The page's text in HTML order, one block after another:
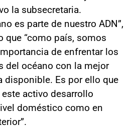
la subsecretaria.
es parte de nuestro ADN”,
que “como país, somos
de enfrentar los
del océano con la mejor
disponible. Es por ello que
activo desarrollo
doméstico como en